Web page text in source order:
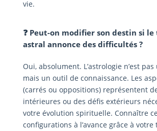
vie.
❓ Peut-on modifier son destin si
astral annonce des difficultés ?
Oui, absolument. L’astrologie n’est
mais un outil de connaissance. Les
(carrés ou oppositions) représentent
intérieures ou des défis extérieurs
votre évolution spirituelle. Connaître
configurations à l’avance grâce à votre